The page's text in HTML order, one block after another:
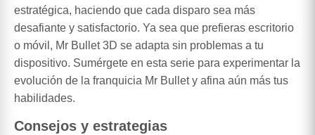
estratégica, haciendo que cada disparo sea más
desafiante y satisfactorio. Ya sea que prefieras escritorio
o móvil, Mr Bullet 3D se adapta sin problemas a tu
dispositivo. Sumérgete en esta serie para experimentar la
evolución de la franquicia Mr Bullet y afina aún más tus
habilidades.
Consejos y estrategias